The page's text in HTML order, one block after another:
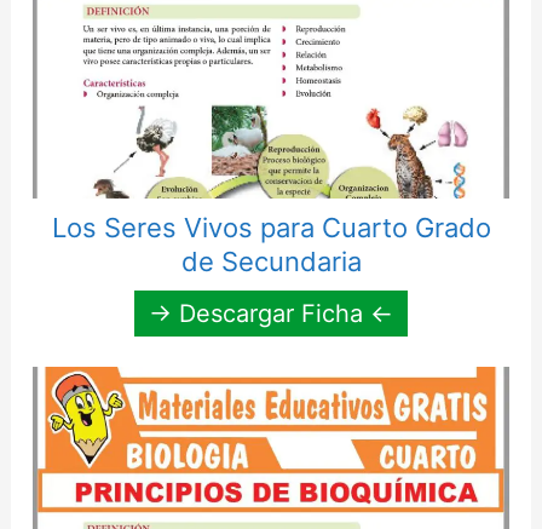
Los Seres Vivos para Cuarto Grado
de Secundaria
→ Descargar Ficha ←